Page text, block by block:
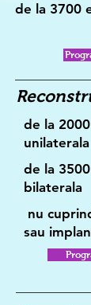
de la 3700
de la
unilaterala
de la
bilaterala
nu
sau